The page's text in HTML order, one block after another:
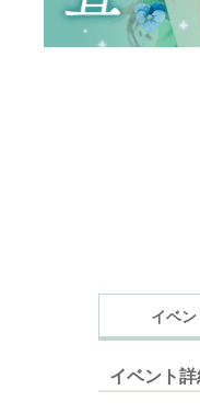
イベ
イベント詳